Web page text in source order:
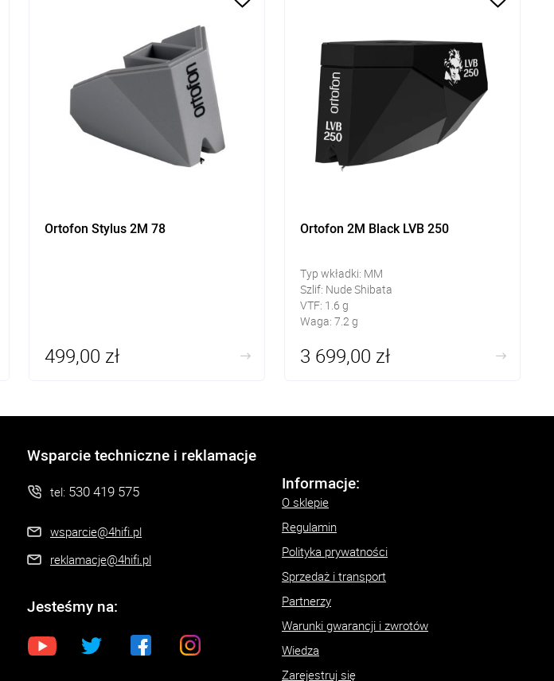
Ortofon Stylus 2M 78
499,00 zł
Ortofon 2M Black LVB 250
Typ wkładki: MM
Szlif: Nude Shibata
VTF: 1.6 g
Waga: 7.2 g
3 699,00 zł
Wsparcie techniczne i reklamacje
tel: 530 419 575
wsparcie@4hifi.pl
reklamacje@4hifi.pl
Jesteśmy na:
Informacje:
O sklepie
Regulamin
Polityka prywatności
Sprzedaż i transport
Partnerzy
Warunki gwarancji i zwrotów
Wiedza
Zarejestruj się